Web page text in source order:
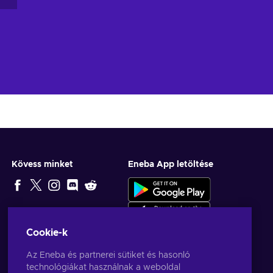
Kövess minket Eneba App letöltése
Cookie-k
Az Eneba és partnerei sütiket és hasonló
technológiákat használnak a weboldal